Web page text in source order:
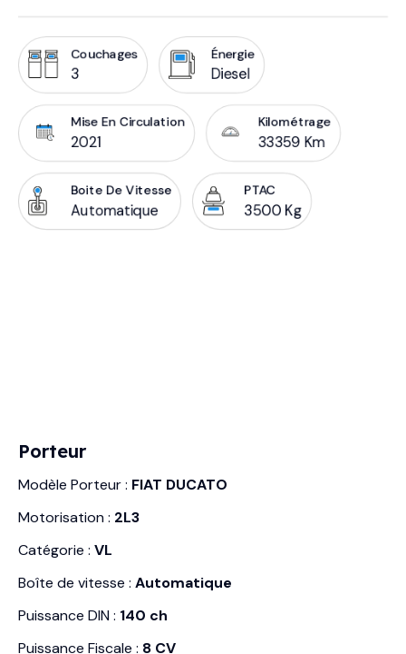
Couchages
3
Énergie
Diesel
Mise En Circulation
2021
Kilométrage
33359 Km
Boite De Vitesse
Automatique
PTAC
3500 Kg
Porteur
Modèle Porteur : FIAT DUCATO
Motorisation : 2L3
Catégorie : VL
Boîte de vitesse : Automatique
Puissance DIN : 140 ch
Puissance Fiscale : 8 CV